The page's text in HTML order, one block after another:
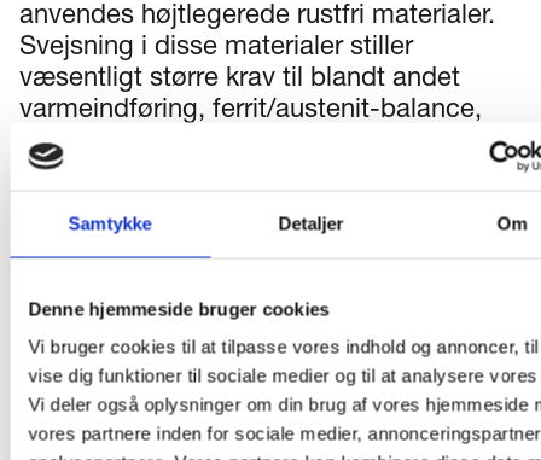
Samtykke Detaljer Om
Denne hjemmeside bruger cookies
Vi bruger cookies til at tilpasse vores indhold og annoncer,
vise dig funktioner til sociale medier og til at analysere
Vi deler også oplysninger om din brug af vores hjemmeside
vores partnere inden for sociale medier,
anvendes højtlegerede rustfri materialer.
Svejsning i disse materialer stiller
væsentligt større krav til blandt andet
varmeindføring, ferrit/austenit-balance,
brug af rodgas samt dokumentation og
kvalitetskontrol.
De nuværende AMU-forløb og
certificeringer dækker primært almindeligt
ikke branchens behov. Flere virksomheder
har allerede efterspurgt udvidede
certificeringsmuligheder.
Målet er at sikre, at både kursister og